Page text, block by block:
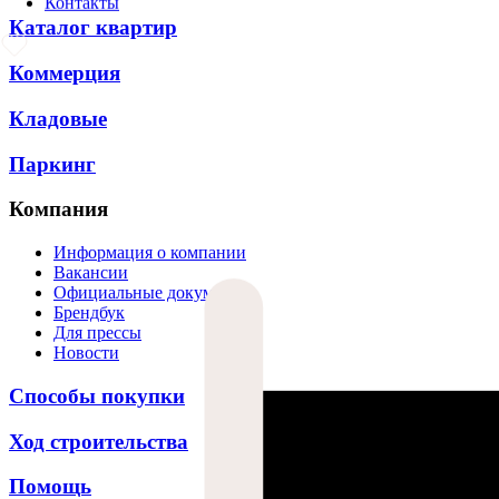
Каталог квартир
Коммерция
Кладовые
Паркинг
Компания
Информация о компании
Вакансии
Официальные документы
Брендбук
Для прессы
Новости
Способы покупки
Ход строительства
Помощь